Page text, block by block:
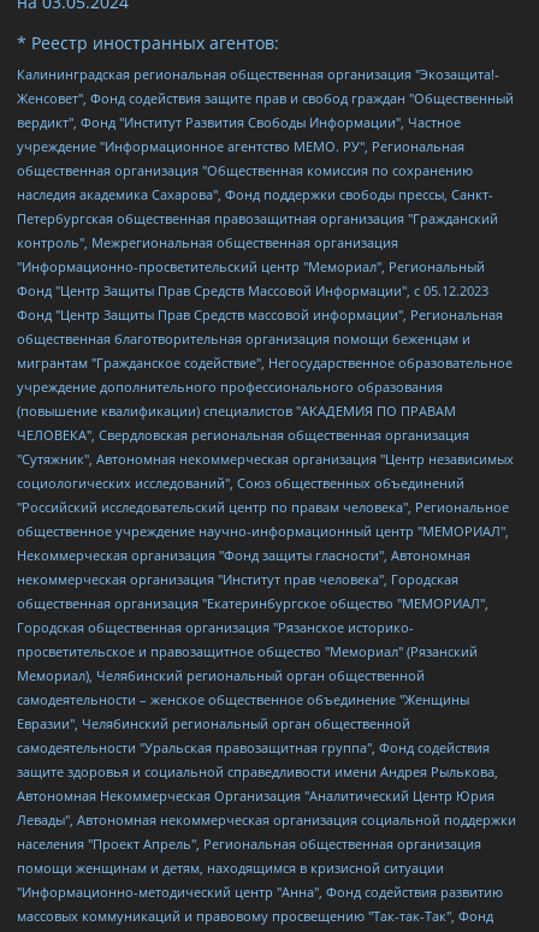
* Реестр иностранных агентов:
Калининградская региональная общественная организация "Экозащита!-Женсовет", Фонд содействия защите прав и свобод граждан "Общественный вердикт", Фонд "Институт Развития Свободы Информации", Частное учреждение "Информационное агентство МЕМО. РУ", Региональная общественная организация "Общественная комиссия по сохранению наследия академика Сахарова", Фонд поддержки свободы прессы, Санкт-Петербургская общественная правозащитная организация "Гражданский контроль", Межрегиональная общественная организация "Информационно-просветительский центр "Мемориал", Региональный Фонд "Центр Защиты Прав Средств Массовой Информации", с 05.12.2023 Фонд "Центр Защиты Прав Средств массовой информации", Региональная общественная благотворительная организация помощи беженцам и мигрантам "Гражданское содействие", Негосударственное образовательное учреждение дополнительного профессионального образования (повышение квалификации) специалистов "АКАДЕМИЯ ПО ПРАВАМ ЧЕЛОВЕКА", Свердловская региональная общественная организация "Сутяжник", Автономная некоммерческая организация "Центр независимых социологических исследований", Союз общественных объединений "Российский исследовательский центр по правам человека", Региональное общественное учреждение научно-информационный центр "МЕМОРИАЛ", Некоммерческая организация "Фонд защиты гласности", Автономная некоммерческая организация "Институт прав человека", Городская общественная организация "Екатеринбургское общество "МЕМОРИАЛ", Городская общественная организация "Рязанское историко-просветительское и правозащитное общество "Мемориал" (Рязанский Мемориал), Челябинский региональный орган общественной самодеятельности – женское общественное объединение "Женщины Евразии", Челябинский региональный орган общественной самодеятельности "Уральская правозащитная группа", Фонд содействия защите здоровья и социальной справедливости имени Андрея Рылькова, Автономная Некоммерческая Организация "Аналитический Центр Юрия Левады", Автономная некоммерческая организация социальной поддержки населения "Проект Апрель", Региональная общественная организация помощи женщинам и детям, находящимся в кризисной ситуации "Информационно-методический центр "Анна", Фонд содействия развитию массовых коммуникаций и правовому просвещению "Так-так-Так", Фонд содействия устойчивому развитию "Серебряная тайга", Свердловский региональный общественный фонд социальных проектов "Новое время", "Idel.Реалии", Кавказ.Реалии, Крым.Реалии, Телеканал Настоящее Время, Татаро-башкирская служба Радио Свобода (Azatliq Radiosi), Радио Свободная Европа/Радио Свобода (PCE/PC), "Сибирь.Реалии", "Фактограф", Благотворительный фонд помощи осужденным и их семьям, Автономная некоммерческая организация "Институт глобализации и социальных движений", Фонд "В защиту прав заключенных", Частное учреждение "Центр поддержки и содействия развитию средств массовой информации", Пензенский региональный общественный благотворительный фонд "Гражданский союз", "Север.Реалии", Некоммерческая организация Фонд "Правовая инициатива", Общество с ограниченной ответственностью "Радио Свободная Европа/Радио Свобода", Чешское информационное агентство "MEDIUM-ORIENT", Красноярская региональная общественная организация "Мы против СПИДа", Камалягин Денис Николаевич, Маркелов Сергей Евгеньевич, Пономарев Лев Александрович, Савицкая Людмила Алексеевна, Автономная некоммерческая организация "Центр по работе с проблемой насилия "НАСИЛИЮ.НЕТ", Межрегиональный профессиональный союз работников здравоохранения "Альянс врачей", Юридическое лицо, зарегистрированное в Латвийской Республике, SIA "Medusa Project" (регистрационный номер 40103797863, дата регистрации 10.06.2014), Некоммерческая организация "Фонд по борьбе с коррупцией", Автономная некоммерческая организация "Институт права и публичной политики", Баданин Роман Сергеевич, Гликин Максим Александрович, Железнова Мария Михайловна, Лукьянова Юлия Сергеевна, Маетная Елизавета Витальевна, Маняхин Петр Борисович, Чуракова Ольга Владимировна, Ярош Юлия Петровна, Юридическое лицо "The Insider SIA", зарегистрированное в Риге, Латвийская Республика (дата регистрации 26.06.2015), являющееся администратором доменного имени интернет-издания "The Insider SIA", https://theins.ru, Постернак Алексей Евгеньевич, Рубин Михаил Аркадьевич, Анин Роман Александрович, Юридическое лицо Istories fonds, зарегистрированное в Латвийской Республике (регистрационный номер 50008295751, дата регистрации 24.02.2020), Великовский Дмитрий Александрович, Долинина Ирина Николаевна, Мароховская Алеся Алексеевна, Шлейнов Роман Юрьевич, Шмагун Олеся Валентиновна, Общество с ограниченной ответственностью "Альтаир 2021", Общество с ограниченной ответственностью "Вега 2021", Общество с ограниченной ответственностью "Главный редактор 2021", Общество с ограниченной ответственностью "Ромашки монолит", Важенков Артем Валерьевич, Ивановская областная общественная организация "Центр гендерных исследований", Гурман Юрий Альбертович, Медиапроект "ОВД-Инфо", Егоров Владимир Владимирович, Жилинский Владимир Александрович, Общество с ограниченной ответственностью "ЗП", Иванова София Юрьевна, Карезина Инна Павловна, Кильтау Екатерина Викторовна, Петров Алексей Викторович, Пискунов Сергей Евгеньевич, Смирнов Сергей Сергеевич, Тихонов Михаил Сергеевич, Общество с ограниченной ответственностью "ЖУРНАЛИСТ-ИНОСТРАННЫЙ АГЕНТ", Арапова Галина Юрьевна, Вольтская Татьяна Анатольевна, Американская компания "Mason G.E.S. Anonymous Foundation" (США), являющаяся владельцем интернет-издания https://mnews.world/, Компания "Stichting Bellingcat", зарегистрированная в Нидерландах (дата регистрации 11.07.2018), Захаров Андрей Вячеславович, Клепиковская Екатерина Дмитриевна, Общество с ограниченной ответственностью "МЕМО", Перл Роман Александрович, Симонов Евгений Алексеевич, Соловьева Елена Анатольевна, Сотников Даниил Владимирович, Сурначева Елизавета Дмитриевна, Автономная некоммерческая организация по защите прав человека и информированию населения "Якутия – Наше Мнение", Общество с ограниченной ответственностью "Москоу диджитал медиа", с 26.01.2023 Общество с ограниченной ответственностью "Чайка Белые сады", Ветошкина Валерия Валерьевна, Заговора Максим Александрович, Межрегиональное общественное движение "Российская ЛГБТ - сеть", Оленичев Максим Владимирович, Павлов Иван Юрьевич, Скворцова Елена Сергеевна, Общество с ограниченной ответственностью "Как бы инагент", Кочетков Игорь Викторович, Общество с ограниченной ответственностью "Честные выборы", Еланчик Олег Александрович, Общество с ограниченной ответственностью "Нобелевский призыв", Гималова Регина Эмилевна, Григорьев Андрей Валерьевич, Григорьева Алина Александровна, Ассоциация по содействию защите прав призывников, альтернативнослужащих и военнослужащих "Правозащитная группа "Гражданин.Армия.Право", Хисамова Регина Фаритовна, Автономная некоммерческая организация по реализации социально-правовых программ "Лилит", Дальневосточное общественное движение "Маяк", Санкт-Петербургская ЛГБТ-инициативная группа "Выход", Инициативная группа ЛГБТ+ "Реверс", Алексеев Андрей Викторович, Бекбулатова Таисия Львовна, Беляев Иван Михайлович, Владыкина Елена Сергеевна, Гельман Марат Александрович, Никульшина Вероника Юрьевна, Толоконникова Надежда Андреевна, Шендерович Виктор Анатольевич, Общество с ограниченной ответственностью "Данное сообщение", Общество с ограниченной ответственностью Издательский дом "Новая глава", Айнбиндер Александра Александровна, Московский комьюнити-центр для ЛГБТ+инициатив, Благотворительный фонд развития филантропии, Deutsche Welle (Германия, Kurt-Schumacher-Strasse 3, 53113 Bonn), Борзунова Мария Михайловна, Воробьев Виктор Викторович, Голубева Анна Львовна, Константинова Алла Михайловна, Малкова Ирина Владимировна, Мурадов Мурад Абдулгалимович, Осетинская Елизавета Николаевна, Понасенков Евгений Николаевич, Ганапольский Матвей Юрьевич, Киселев Евгений Алексеевич, Борухович Ирина Григорьевна, Дремин Иван Тимофеевич, Дубровский Дмитрий Викторович, Красноярская региональная общественная организация поддержки и развития альтернативных образовательных технологий и межкультурных коммуникаций "ИНТЕРРА", Маяковская Екатерина Алексеевна, Фейгин Марк Захарович, Филимонов Андрей Викторович, Дзугкоева Регина Николаевна, Доброхотов Роман Александрович, Дудь Юрий Александрович, Елкин Сергей Владимирович, Кругликов Кирилл Игоревич, Сабунаева Мария Леонидовна, Семенов Алексей Владимирович, Шаинян Карен Багратович, Шульман Екатерина Михайловна, Асафьев Артур Валерьевич, Вахштайн Виктор Семенович, Венедиктов Алексей Алексеевич, Лушникова Екатерина Евгеньевна, Волков Леонид Михайлович, Невзоров Александр Глебович, Пархоменко Сергей Борисович, Сироткин Ярослав Николаевич, Кара-Мурза Владимир Владимирович, Баранова Наталья Владимировна, Гозман Леонид Яковлевич, Кагарлицкий Борис Юльевич, Климарев Михаил Валерьевич, Милов Владимир Станиславович, Автономная некоммерческая организация Краснодарский центр современного искусства "Типография", Моргенштерн Алишер Тагирович, Соболь Любовь Эдуардовна, Общество с ограниченной ответственностью "ЛИЗА НОРМ", Каспаров Гарри Кимович, Ходорковский Михаил Борисович, Общество с ограниченной ответственностью "Апрельские тезисы", Данилович Ирина Брониславовна, Кашин Олег Владимирович, Петров Николай Владимирович, Пивоваров Алексей Владимирович, Соколов Михаил Владимирович, Цветкова Юлия Владимировна, Чичваркин Евгений Александрович, Комитет против пыток/Команда против пыток, Общество с ограниченной ответственностью "Первый научный", Общество с ограниченной ответственностью "Вертолет и ко", Белоцерковская Вероника Борисовна, Кац Максим Евгеньевич, Лазарева Татьяна Юрьевна, Шаведдинов Руслан Табризович, Яшин Илья Валерьевич, Общество с ограниченной ответственностью "Иноагент ААВ", Алешковский Дмитрий Петрович, Альбац Евгения Марковна, Быков Дмитрий Львович, Галямина Юлия Евгеньевна, Лойко Сергей Леонидович, Мартынов Кирилл Константинович, Медведев Сергей Александрович, Крашенинников Федор Геннадиевич, Гордеева Катерина Вл